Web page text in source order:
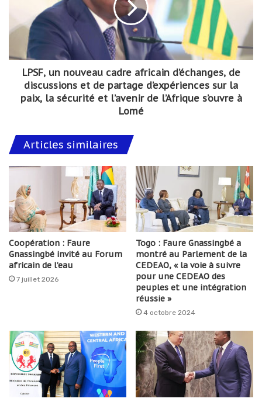
LPSF, un nouveau cadre africain d’échanges, de
discussions et de partage d’expériences sur la
paix, la sécurité et l’avenir de l’Afrique s’ouvre à
Lomé
Articles similaires
Coopération : Faure
Gnassingbé invité au Forum
africain de l’eau
7 juillet 2026
Togo : Faure Gnassingbé a
montré au Parlement de la
CEDEAO, « la voie à suivre
pour une CEDEAO des
peuples et une intégration
réussie »
4 octobre 2024